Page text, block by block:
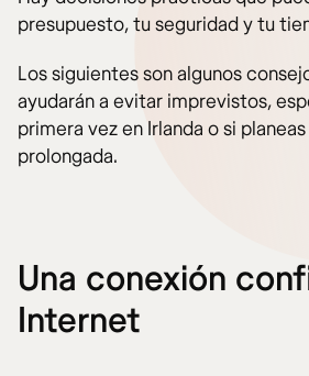
presupuesto, tu seguridad y tu
Los siguientes son algunos
ayudarán a evitar imprevistos,
primera vez en Irlanda o si
prolongada.
Una conexión
Internet